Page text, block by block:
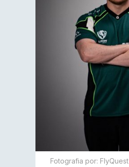
Fotografia por: FlyQuest